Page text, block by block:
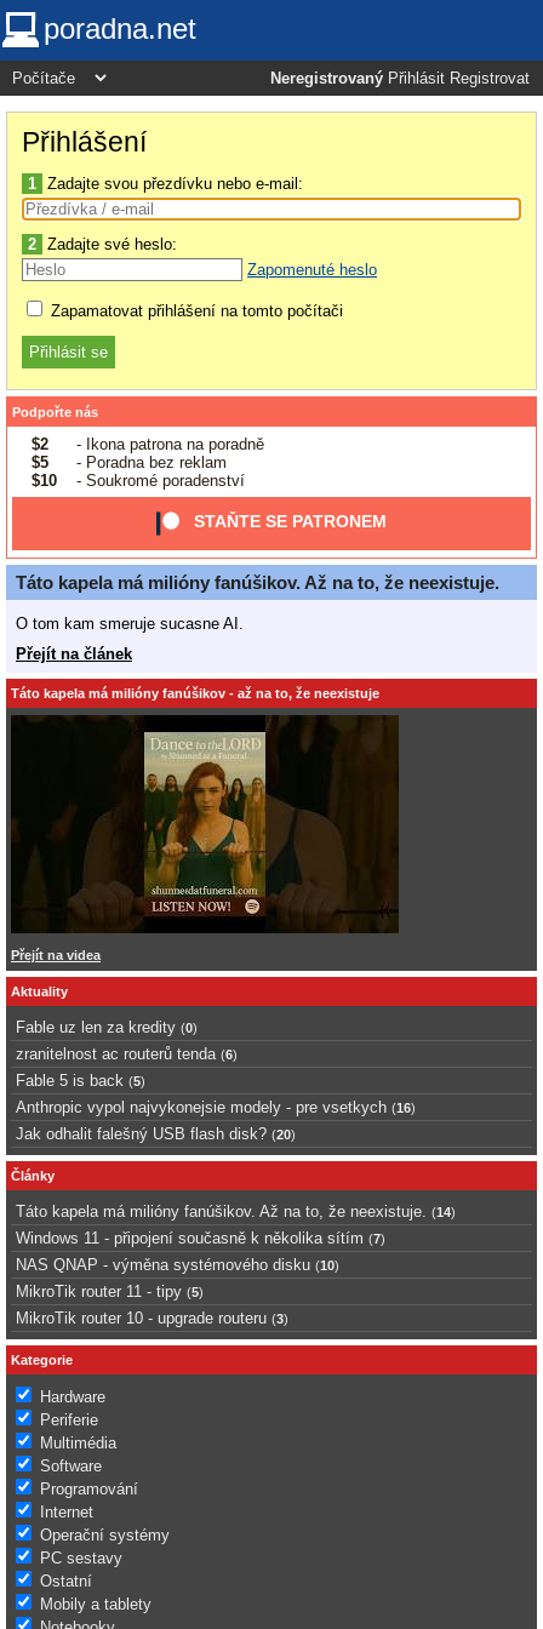
poradna.net
Neregistrovaný Přihlásit Registrovat
Přihlášení
1 Zadajte svou přezdívku nebo e-mail:
2 Zadajte své heslo:
Zapomenuté heslo
Zapamatovat přihlášení na tomto počítači
Podpořte nás
$2
- Ikona patrona na poradně
$5
- Poradna bez reklam
$10
- Soukromé poradenství
STAŇTE SE PATRONEM
Táto kapela má milióny fanúšikov. Až na to, že neexistuje.
O tom kam smeruje sucasne AI.
Přejít na článek
Táto kapela má milióny fanúšikov - až na to, že neexistuje
Přejít na videa
Aktuality
Fable uz len za kredity (0)
zranitelnost ac routerů tenda (6)
Fable 5 is back (5)
Anthropic vypol najvykonejsie modely - pre vsetkych (16)
Jak odhalit falešný USB flash disk? (20)
Články
Táto kapela má milióny fanúšikov. Až na to, že neexistuje. (14)
Windows 11 - připojení současně k několika sítím (7)
NAS QNAP - výměna systémového disku (10)
MikroTik router 11 - tipy (5)
MikroTik router 10 - upgrade routeru (3)
Kategorie
Hardware
Periferie
Multimédia
Software
Programování
Internet
Operační systémy
PC sestavy
Ostatní
Mobily a tablety